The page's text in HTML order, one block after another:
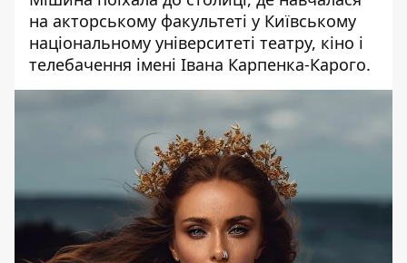
на акторському факультеті у Київському
національному університеті театру, кіно і
телебачення імені Івана Карпенка-Карого.